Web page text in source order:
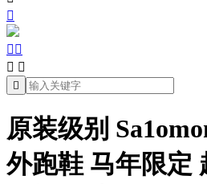

 
 

原装级别
外跑鞋 马年限定